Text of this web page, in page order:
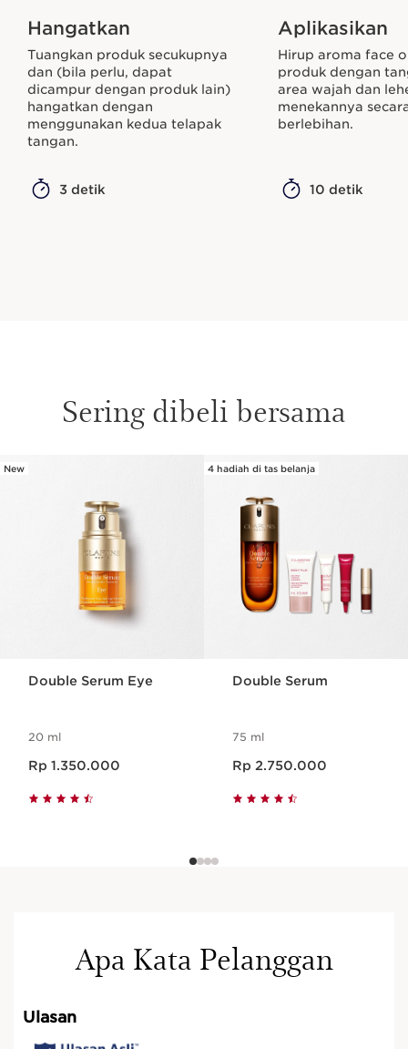
Hangatkan
Tuangkan produk secukupnya
dan (bila perlu, dapat
dicampur dengan produk lain)
hangatkan dengan
menggunakan kedua telapak
tangan.
3 detik
Aplikasikan
Hirup aroma face
produk dengan
area wajah dan
menekannya
berlebihan.
10 detik
Sering dibeli bersama
New
Double Serum Eye
20 ml
Rp 1.350.000
4 hadiah di tas belanja
Double Serum
75 ml
Rp 2.750.000
Apa Kata Pelanggan